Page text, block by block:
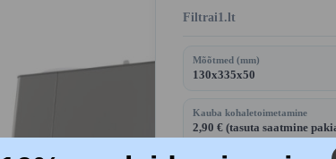
Filtrai1.lt
Mõõtmed (mm)
130x335x50
Kauba kohaletoimetamine
2,90 € (tasuta saatmine
alates 50 €)